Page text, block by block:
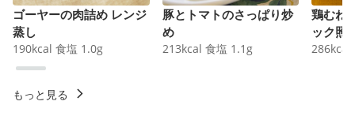
ゴーヤーの肉詰め レンジ
蒸し
190kcal 食塩 1.0g
豚とトマトのさっぱり炒
め
213kcal 食塩 1.1 g
鶏むね
ック照
286kcal
もっと見る